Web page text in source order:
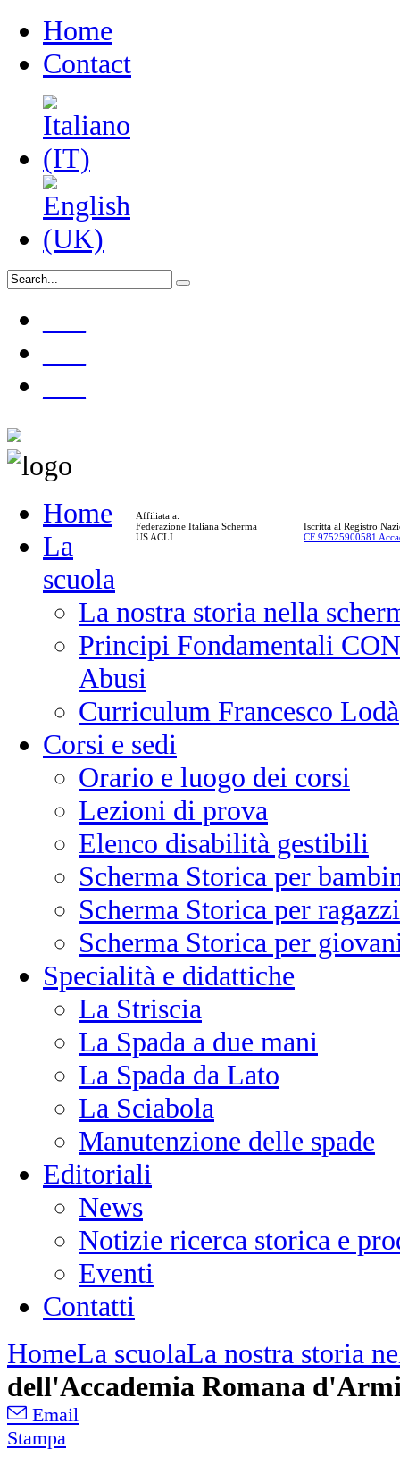
Home
Contact
Affiliata a:
Federazione Italiana Scherma
US ACLI
Iscritta al Registro
CF 97525900581
Home
La
scuola
La nostra storia nella
Principi Fondamentali
Abusi
Curriculum Francesco Lodà
Corsi e sedi
Orario e luogo dei corsi
Lezioni di prova
Elenco disabilità gestibili
Scherma Storica per
Scherma Storica per ragazzi
Scherma Storica per
Specialità e didattiche
La Striscia
La Spada a due mani
La Spada da Lato
La Sciabola
Manutenzione delle spade
Editoriali
News
Notizie ricerca storica e
Eventi
Contatti
HomeLa scuolaLa nostra storia
dell'Accademia Romana
Email
Stampa